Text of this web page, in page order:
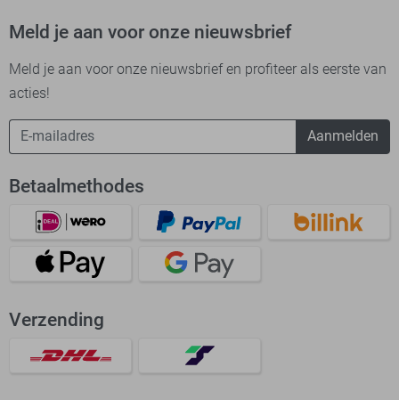
Meld je aan voor onze nieuwsbrief
Meld je aan voor onze nieuwsbrief en profiteer als eerste van
acties!
Aanmelden
Betaalmethodes
Verzending